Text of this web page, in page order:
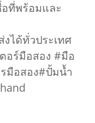
ที่พร้อมและ
ได้ทั่วประเทศ
อร์มือสอง #มือ
มือสอง#ปั้มน้ำ